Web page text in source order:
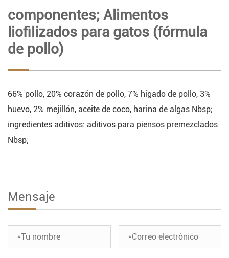
componentes; Alimentos
liofilizados para gatos (fórmula
de pollo)
66% pollo, 20% corazón de pollo, 7% hígado de pollo, 3%
huevo, 2% mejillón, aceite de coco, harina de algas Nbsp;
ingredientes aditivos: aditivos para piensos premezclados
Nbsp;
Mensaje